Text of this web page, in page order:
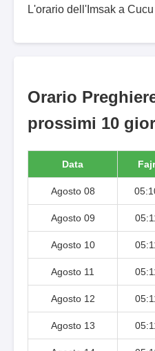
L'orario dell'Imsak a
Orario
prossimi 10
Data Fajr
Agosto 08
Agosto 09
Agosto 10
Agosto 11
Agosto 12
Agosto 13